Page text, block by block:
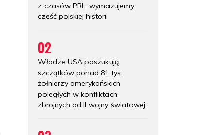
z czasów PRL, wymazujemy
część polskiej historii
02
Władze USA poszukują
szczątków ponad 81 tys.
żołnierzy amerykańskich
poległych w konfliktach
zbrojnych od II wojny światowej